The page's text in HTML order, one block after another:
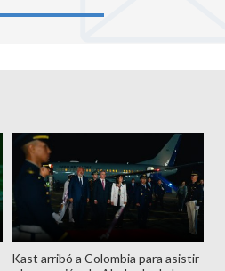
Kast arribó a Colombia para asistir